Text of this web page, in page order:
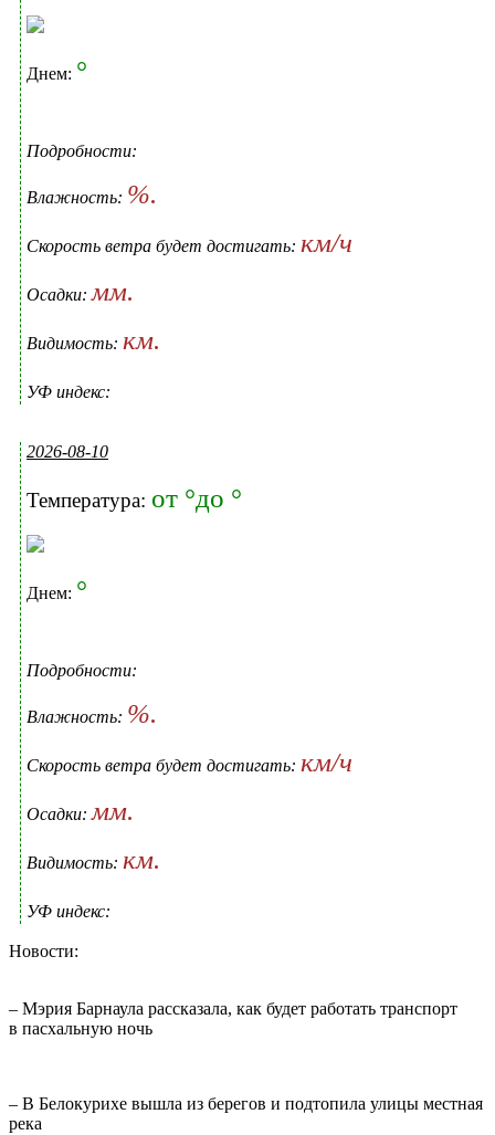
Днем: °
Подробности:
Влажность: %.
Скорость ветра будет достигать: км/ч
Осадки:мм.
Видимость: км.
УФ индекс:
2026-08-10
Температура: от °до °
Днем: °
Подробности:
Влажность: %.
Скорость ветра будет достигать: км/ч
Осадки:мм.
Видимость: км.
УФ индекс:
Новости:
– Мэрия Барнаула рассказала, как будет работать транспорт
в пасхальную ночь
– В Белокурихе вышла из берегов и подтопила улицы местная
река